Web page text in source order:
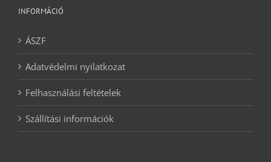
INFORMÁCIÓ
ÁSZF
Adatvédelmi nyilatkozat
Felhasználási feltételek
Szállítási információk